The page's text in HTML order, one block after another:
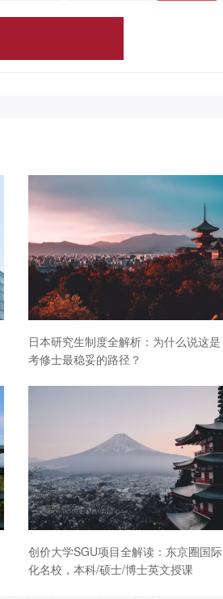
日本研究生制度全解析：为什么说这是
考修士最稳妥的路径？
创价大学SGU项目全解读：东京圈国际
化名校，本科/硕士/博士英文授课